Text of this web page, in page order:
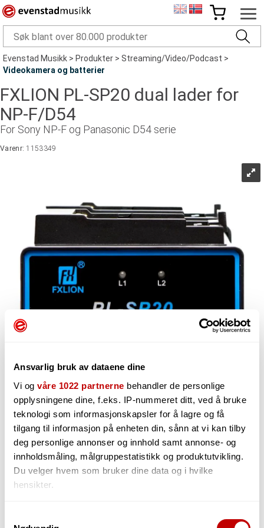
Ansvarlig bruk av dataene dine
Vi og våre 1022 partnerne behandler de personlige
opplysningene dine, f.eks. IP-nummeret ditt, ved å bruke
teknologi som informasjonskapsler for å lagre og få
tilgang til informasjon på enheten din, sånn at vi kan tilby
deg personlige annonser og innhold samt annonse- og
innholdsmåling, målgruppestatistikk og produktutvikling.
Du velger hvem som bruker dine data og i hvilke
hensikter.
Evenstad Musikk>Produkter>Streaming/Video/Podcast>
Videokamera og batterier
FXLION PL-SP20 dual lader for
NP-F/D54
For Sony NP-F og Panasonic D54 serie
Varenr:1153349
1 666,-